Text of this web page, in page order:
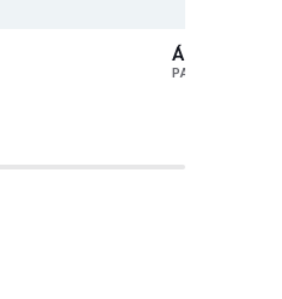
Álló alak II.
PAIZS LÁSZLÓ